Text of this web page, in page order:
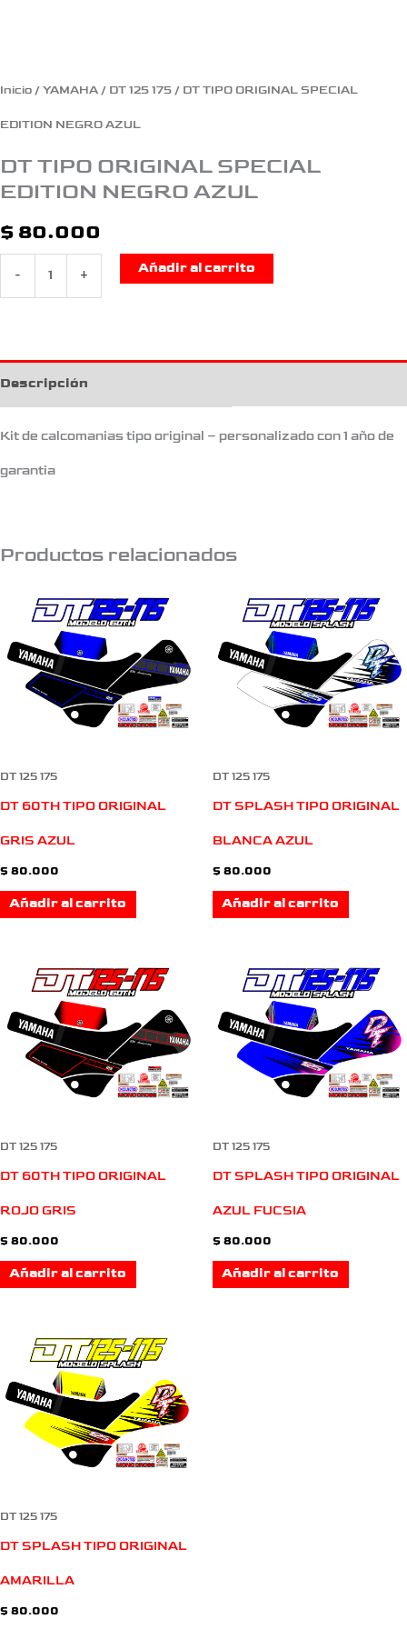
Inicio / YAMAHA / DT 125 175 / DT TIPO ORIGINAL SPECIAL
EDITION NEGRO AZUL
DT TIPO ORIGINAL SPECIAL
EDITION NEGRO AZUL
$ 80.000
- +
Añadir al carrito
Descripción
Kit de calcomanias tipo original – personalizado con 1 año de
garantia
Productos relacionados
DT 125 175
DT 60TH TIPO ORIGINAL
GRIS AZUL
$ 80.000
Añadir al carrito
DT 125 175
DT SPLASH TIPO ORIGINAL
BLANCA AZUL
$ 80.000
Añadir al carrito
DT 125 175
DT 60TH TIPO ORIGINAL
ROJO GRIS
$ 80.000
Añadir al carrito
DT 125 175
DT SPLASH TIPO ORIGINAL
AZUL FUCSIA
$ 80.000
Añadir al carrito
DT 125 175
DT SPLASH TIPO ORIGINAL
AMARILLA
$ 80.000